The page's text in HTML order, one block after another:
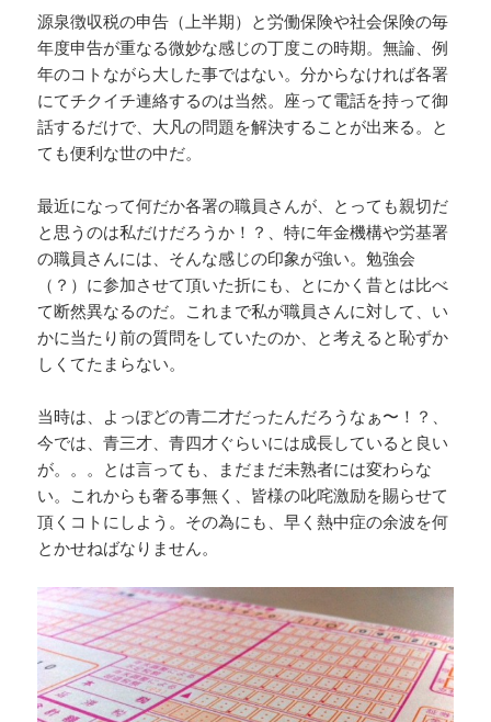
源泉徴収税の申告（上半期）と労働保険や社会保険の毎
年度申告が重なる微妙な感じの丁度この時期。無論、例
年のコトながら大した事ではない。分からなければ各署
にてチクイチ連絡するのは当然。座って電話を持って御
話するだけで、大凡の問題を解決することが出来る。と
ても便利な世の中だ。
最近になって何だか各署の職員さんが、とっても親切だ
と思うのは私だけだろうか！？、特に年金機構や労基署
の職員さんには、そんな感じの印象が強い。勉強会
（？）に参加させて頂いた折にも、とにかく昔とは比べ
て断然異なるのだ。これまで私が職員さんに対して、い
かに当たり前の質問をしていたのか、と考えると恥ずか
しくてたまらない。
当時は、よっぽどの青二才だったんだろうなぁ〜！？、
今では、青三才、青四才ぐらいには成長していると良い
が。。。とは言っても、まだまだ未熟者には変わらな
い。これからも奢る事無く、皆様の叱咤激励を賜らせて
頂くコトにしよう。その為にも、早く熱中症の余波を何
とかせねばなりません。